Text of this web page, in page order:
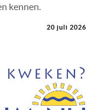
kennen.
20 juli 2026